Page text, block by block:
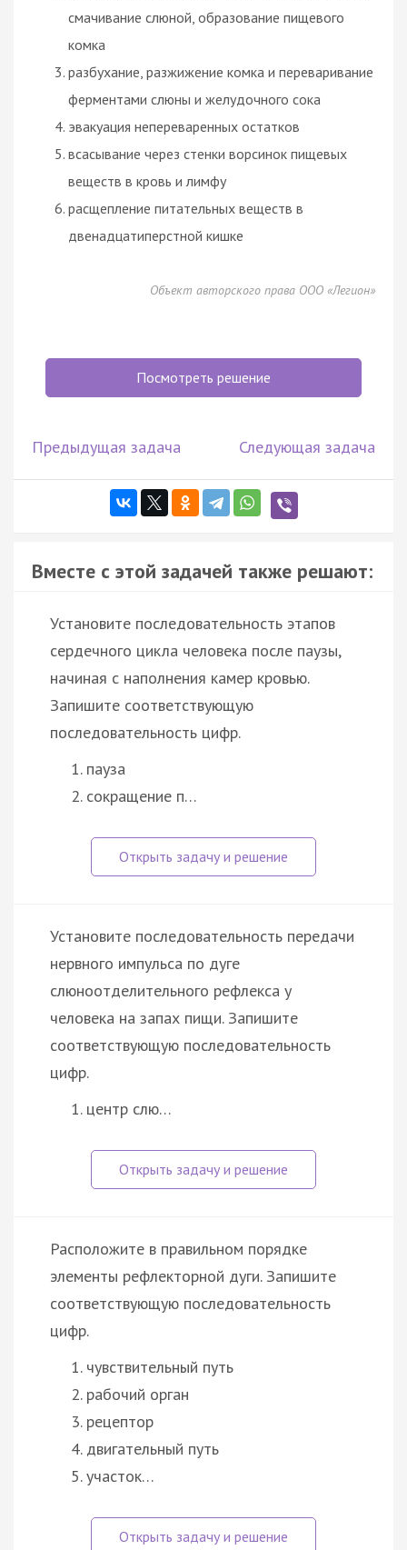
смачивание слюной, образование пищевого
комка
разбухание, разжижение комка и переваривание
ферментами слюны и желудочного сока
эвакуация непереваренных остатков
всасывание через стенки ворсинок пищевых
веществ в кровь и лимфу
расщепление питательных веществ в
двенадцатиперстной кишке
Объект авторского права ООО «Легион»
Посмотреть решение
Предыдущая задача Следующая задача
Вместе с этой задачей также решают:
Установите последовательность этапов
сердечного цикла человека после паузы,
начиная с наполнения камер кровью.
Запишите соответствующую
последовательность цифр.
пауза
сокращение п…
Установите последовательность передачи
нервного импульса по дуге
слюноотделительного рефлекса у
человека на запах пищи. Запишите
соответствующую последовательность
цифр.
центр слю…
Расположите в правильном порядке
элементы рефлекторной дуги. Запишите
соответствующую последовательность
цифр.
чувствительный путь
рабочий орган
рецептор
двигательный путь
участок…